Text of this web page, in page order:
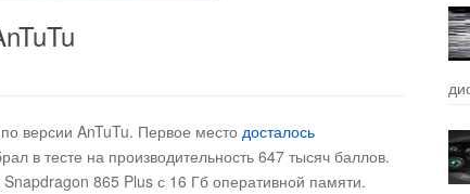
версии AnTuTu. Первое место досталось
в тесте на производительность 647 тысяч баллов.
865 Plus с 16 Гб оперативной памяти.